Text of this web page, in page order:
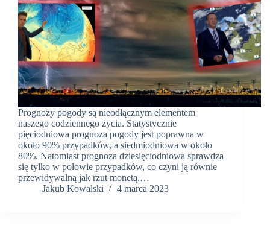
Prognozy pogody są nieodłącznym elementem
naszego codziennego życia. Statystycznie
pięciodniowa prognoza pogody jest poprawna w
około 90% przypadków, a siedmiodniowa w około
80%. Natomiast prognoza dziesięciodniowa sprawdza
się tylko w połowie przypadków, co czyni ją równie
przewidywalną jak rzut monetą.…
Jakub Kowalski
4 marca 2023